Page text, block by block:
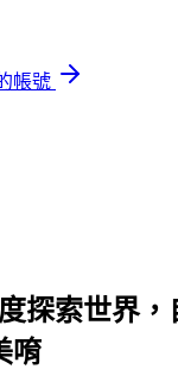
帳號
探索世界
唷